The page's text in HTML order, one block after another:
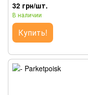
32 грн/шт.
В наличии
Купить!